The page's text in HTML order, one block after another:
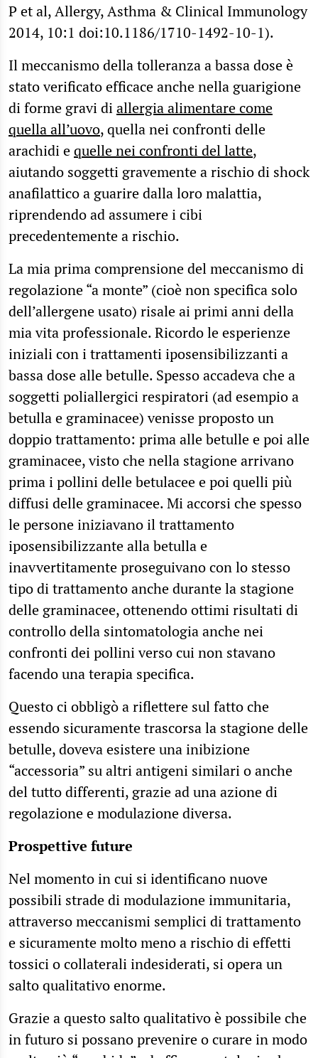
P et al, Allergy, Asthma & Clinical Immunology
2014, 10:1 doi:10.1186/1710-1492-10-1).
Il meccanismo della tolleranza a bassa dose è
stato verificato efficace anche nella guarigione
di forme gravi diallergia alimentare come
quella all’uovo, quella nei confronti delle
arachidi equelle nei confronti del latte,
aiutando soggetti gravemente a rischio di shock
anafilattico a guarire dalla loro malattia,
riprendendo ad assumere i cibi
precedentemente a rischio.
La mia prima comprensione del meccanismo di
regolazione “a monte” (cioè non specifica solo
dell’allergene usato) risale ai primi anni della
mia vita professionale. Ricordo le esperienze
iniziali con i trattamenti iposensibilizzanti a
bassa dose alle betulle. Spesso accadeva che a
soggetti poliallergici respiratori (ad esempio a
betulla e graminacee) venisse proposto un
doppio trattamento: prima alle betulle e poi alle
graminacee, visto che nella stagione arrivano
prima i pollini delle betulacee e poi quelli più
diffusi delle graminacee. Mi accorsi che spesso
le persone iniziavano il trattamento
iposensibilizzante alla betulla e
inavvertitamente proseguivano con lo stesso
tipo di trattamento anche durante la stagione
delle graminacee, ottenendo ottimi risultati di
controllo della sintomatologia anche nei
confronti dei pollini verso cui non stavano
facendo una terapia specifica.
Questo ci obbligò a riflettere sul fatto che
essendo sicuramente trascorsa la stagione delle
betulle, doveva esistere una inibizione
“accessoria” su altri antigeni similari o anche
del tutto differenti, grazie ad una azione di
regolazione e modulazione diversa.
Prospettive future
Nel momento in cui si identificano nuove
possibili strade di modulazione immunitaria,
attraverso meccanismi semplici di trattamento
e sicuramente molto meno a rischio di effetti
tossici o collaterali indesiderati, si opera un
salto qualitativo enorme.
Grazie a questo salto qualitativo è possibile che
in futuro si possano prevenire o curare in modo